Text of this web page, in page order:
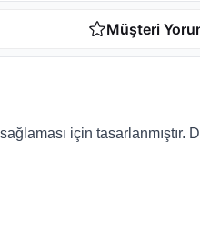
Müşteri
için tasarlanmıştır.